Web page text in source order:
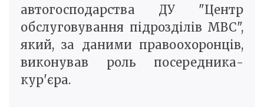
автогосподарства ДУ "Центр
обслуговування підрозділів МВС",
який, за даними правоохоронців,
виконував роль посередника-
кур'єра.